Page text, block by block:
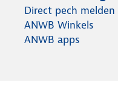
Direct pech melden
ANWB Winkels
ANWB apps